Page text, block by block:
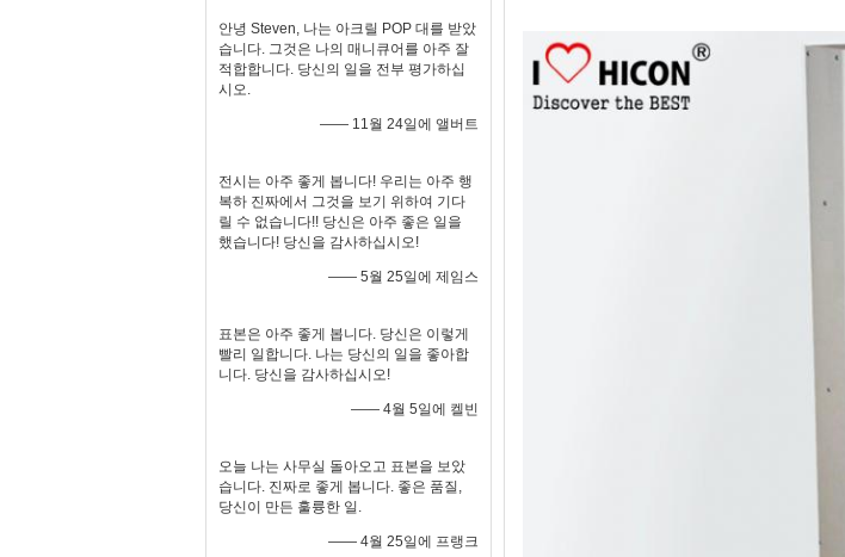
안녕 Steven, 나는 아크릴 POP 대를 받았
습니다. 그것은 나의 매니큐어를 아주 잘
적합합니다. 당신의 일을 전부 평가하십
시오.
—— 11월 24일에 앨버트
전시는 아주 좋게 봅니다! 우리는 아주 행
복하 진짜에서 그것을 보기 위하여 기다
릴 수 없습니다!! 당신은 아주 좋은 일을
했습니다! 당신을 감사하십시오!
—— 5월 25일에 제임스
표본은 아주 좋게 봅니다. 당신은 이렇게
빨리 일합니다. 나는 당신의 일을 좋아합
니다. 당신을 감사하십시오!
—— 4월 5일에 켈빈
오늘 나는 사무실 돌아오고 표본을 보았
습니다. 진짜로 좋게 봅니다. 좋은 품질,
당신이 만든 훌륭한 일.
—— 4월 25일에 프랭크